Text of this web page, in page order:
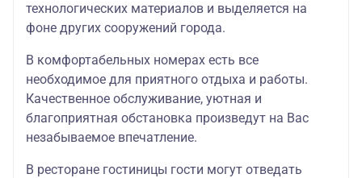
технологических материалов и выделяется на
фоне других сооружений города.
В комфортабельных номерах есть все
необходимое для приятного отдыха и работы.
Качественное обслуживание, уютная и
благоприятная обстановка произведут на Вас
незабываемое впечатление.
В ресторане гостиницы гости могут отведать